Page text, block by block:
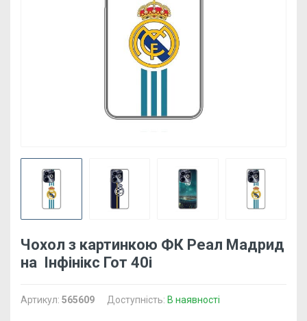
Чохол з картинкою ФК Реал Мадрид
на Інфінікс Гот 40і
Артикул: 565609 Доступність: В наявності